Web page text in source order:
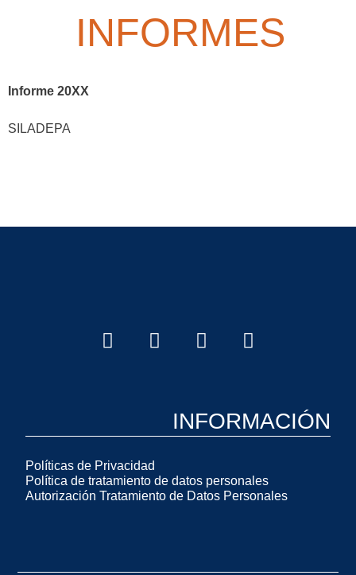
INFORMES
Informe 20XX
SILADEPA
INFORMACIÓN
Políticas de Privacidad
Política de tratamiento de datos personales
Autorización Tratamiento de Datos Personales